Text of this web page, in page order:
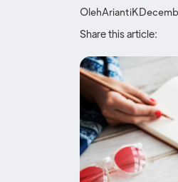
OlehAriantiK
Share this article: